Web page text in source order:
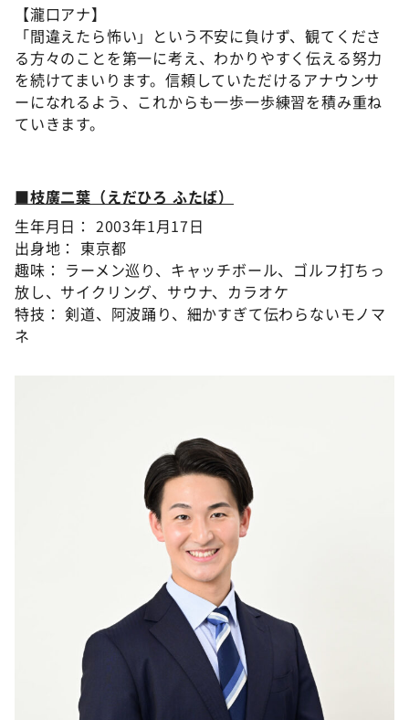
【瀧口アナ】
「間違えたら怖い」という不安に負けず、観てくださ
る方々のことを第一に考え、わかりやすく伝える努力
を続けてまいります。信頼していただけるアナウンサ
ーになれるよう、これからも一歩一歩練習を積み重ね
ていきます。
■枝廣二葉（えだひろ ふたば）
生年月日： 2003年1月17日
出身地： 東京都
趣味： ラーメン巡り、キャッチボール、ゴルフ打ちっ
放し、サイクリング、サウナ、カラオケ
特技： 剣道、阿波踊り、細かすぎて伝わらないモノマ
ネ